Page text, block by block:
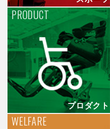
プロダクト
PRODUCT
WELFARE